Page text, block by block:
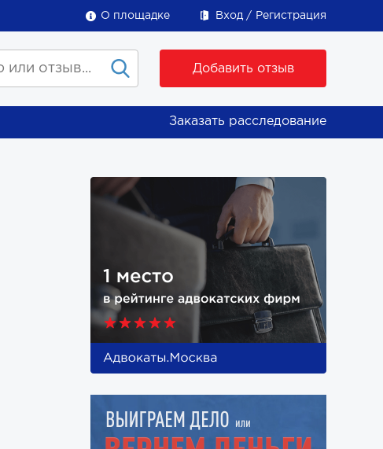
О площадке Вход Регистрация
Добавить отзыв
Заказать расследование